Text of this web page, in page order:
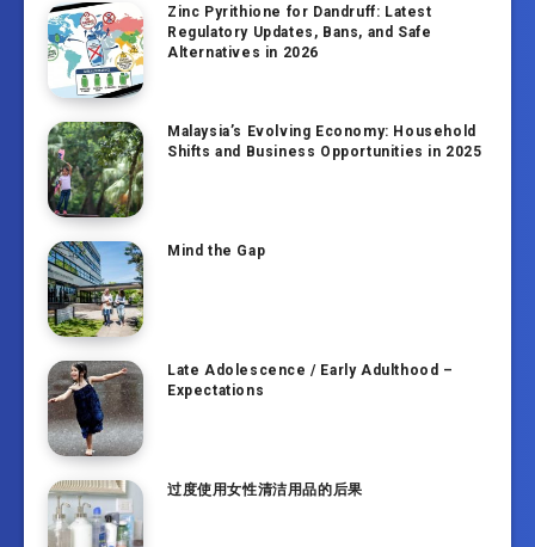
Zinc Pyrithione for Dandruff: Latest
Regulatory Updates, Bans, and Safe
Alternatives in 2026
Malaysia’s Evolving Economy: Household
Shifts and Business Opportunities in 2025
Mind the Gap
Late Adolescence / Early Adulthood –
Expectations
过度使用女性清洁用品的后果